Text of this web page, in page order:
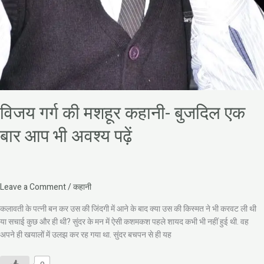
विजय गर्ग की मशहूर कहानी- बुजदिल एक
बार आप भी अवश्य पढ़ें
Leave a Comment/कहानी
कलावती के पत्नी बन कर उस की जिंदगी में आने के बाद क्या उस की किस्मत ने भी करवट ली थी
या सचाई कुछ और ही थी? सुंदर के मन में ऐसी कशमकश पहले शायद कभी भी नहीं हुई थी. वह
अपने ही खयालों में उलझ कर रह गया था. सुंदर बचपन से ही यह